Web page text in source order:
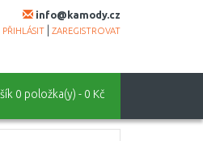
info@kamody.cz
PŘIHLÁSIT ZAREGISTROVAT
0 položka(y) - 0 Kč